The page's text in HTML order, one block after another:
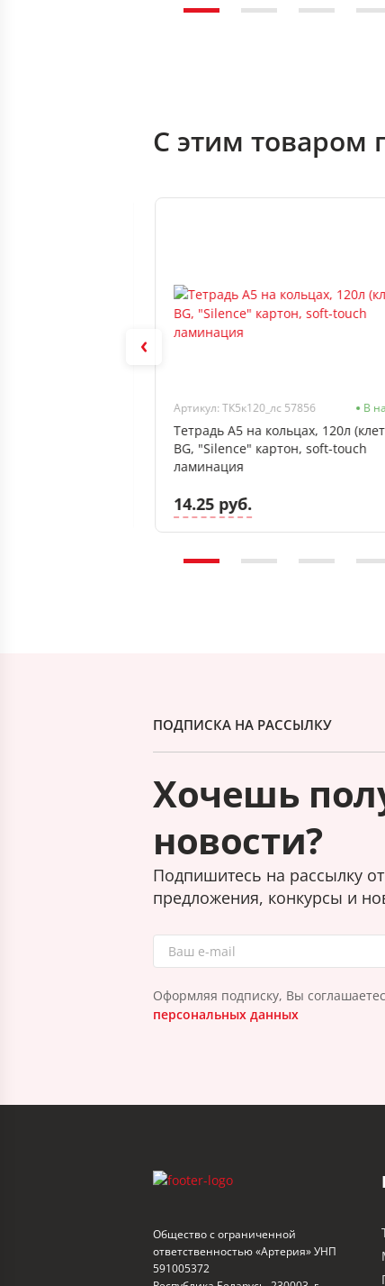
С этим товаром
Артикул: ТК5к120_лс 57856 В
Тетрадь А5 на кольцах, 120л
BG, "Silence" картон, soft-touch
ламинация
14.25 руб.
ПОДПИСКА НА РАССЫЛКУ
Хочешь
новости?
Подпишитесь на рассылку
предложения, конкурсы и
Оформляя подписку, Вы
персональных данных
Общество с ограниченной
ответственностью «Артерия» УНП
591005372